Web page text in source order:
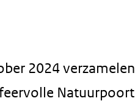
2024 verzamelen
Natuurpoort